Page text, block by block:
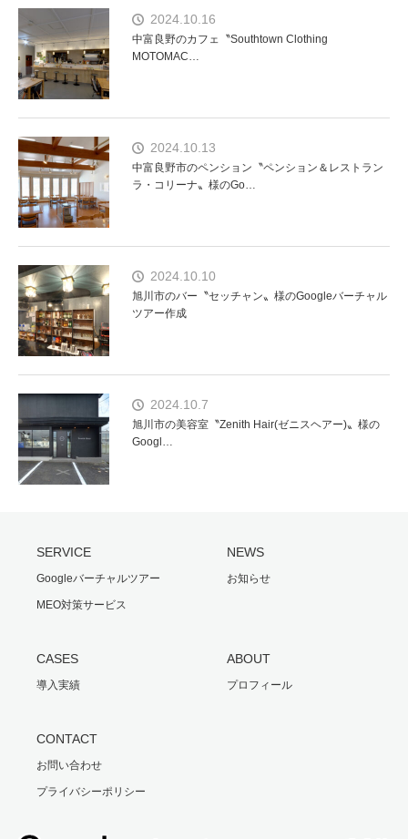
2024.10.16
中富良野のカフェ〝Southtown Clothing
MOTOMAC…
2024.10.13
中富良野市のペンション〝ペンション＆レストラン
ラ・コリーナ〟様のGo…
2024.10.10
旭川市のバー〝セッチャン〟様のGoogleバーチャル
ツアー作成
2024.10.7
旭川市の美容室〝Zenith Hair(ゼニスヘアー)〟様の
Googl…
SERVICE
Googleバーチャルツアー
MEO対策サービス
NEWS
お知らせ
CASES
導入実績
ABOUT
プロフィール
CONTACT
お問い合わせ
プライバシーポリシー